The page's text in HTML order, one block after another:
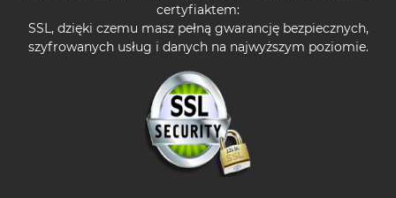
certyfiaktem:
SSL, dzięki czemu masz pełną gwarancję bezpiecznych,
szyfrowanych usług i danych na najwyższym poziomie.